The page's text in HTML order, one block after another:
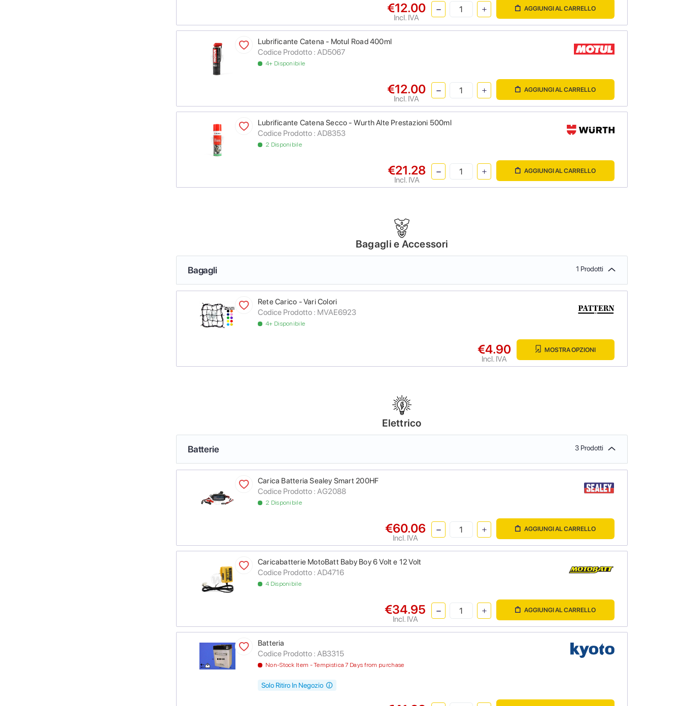
€12.00
Incl. IVA
AGGIUNGI AL CARRELLO
Lubrificante Catena - Motul Road 400ml
Codice Prodotto : AD5067
4+ Disponibile
€12.00
Incl. IVA
AGGIUNGI AL CARRELLO
Lubrificante Catena Secco - Wurth Alte Prestazioni 500ml
Codice Prodotto : AD8353
2 Disponibile
€21.28
Incl. IVA
AGGIUNGI AL CARRELLO
Bagagli e Accessori
Bagagli 1 Prodotti
Rete Carico - Vari Colori
Codice Prodotto : MVAE6923
4+ Disponibile
€4.90
Incl. IVA
MOSTRA OPZIONI
Elettrico
Batterie 3 Prodotti
Carica Batteria Sealey Smart 200HF
Codice Prodotto : AG2088
2 Disponibile
€60.06
Incl. IVA
AGGIUNGI AL CARRELLO
Caricabatterie MotoBatt Baby Boy 6 Volt e 12 Volt
Codice Prodotto : AD4716
4 Disponibile
€34.95
Incl. IVA
AGGIUNGI AL CARRELLO
Batteria
Codice Prodotto : AB3315
Non-Stock Item - Tempistica 7 Days from purchase
Solo Ritiro In Negozio